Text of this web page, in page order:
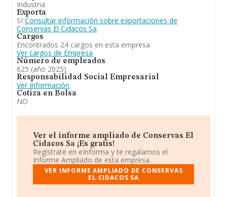
Industria
Exporta
SI Consultar información sobre exportaciones de
Conservas El Cidacos Sa
Cargos
Encontrados 24 cargos en esta empresa
Ver cargos de Empresa
Número de empleados
625 (año 2025)
Responsabilidad Social Empresarial
Ver Información
Cotiza en Bolsa
NO
Ver el informe ampliado de Conservas El
Cidacos Sa ¡Es gratis!
Regístrate en eInforma y te regalamos el
Informe Ampliado de esta empresa.
VER INFORME AMPLIADO DE CONSERVAS
EL CIDACOS SA